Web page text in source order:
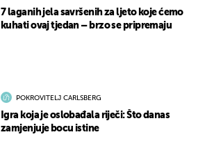
7 laganih jela savršenih za ljeto koje ćemo
kuhati ovaj tjedan – brzo se pripremaju
POKROVITELJ CARLSBERG
Igra koja je oslobađala riječi: Što danas
zamjenjuje bocu istine